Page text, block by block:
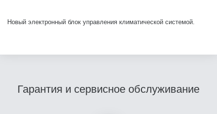
Новый электронный блок управления климатической системой.
Гарантия и сервисное обслуживание